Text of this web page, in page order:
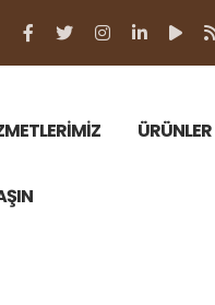
ÜRÜNLER